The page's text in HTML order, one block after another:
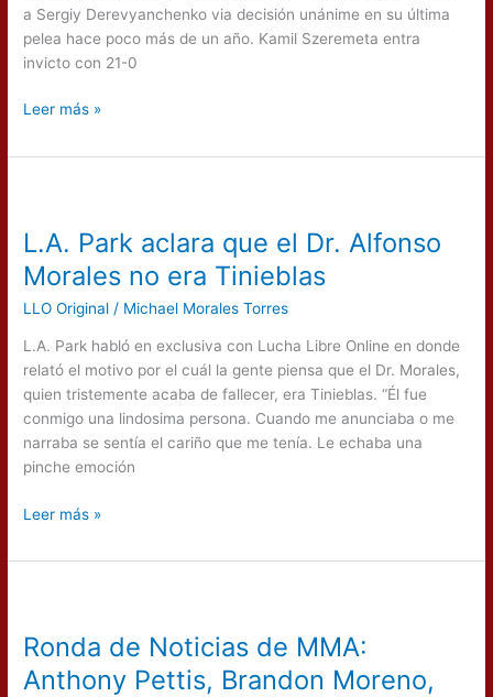
a Sergiy Derevyanchenko via decisión unánime en su última
pelea hace poco más de un año. Kamil Szeremeta entra
invicto con 21-0
Leer más »
L.A. Park aclara que el Dr. Alfonso
Morales no era Tinieblas
LLO Original / Michael Morales Torres
L.A. Park habló en exclusiva con Lucha Libre Online en donde
relató el motivo por el cuál la gente piensa que el Dr. Morales,
quien tristemente acaba de fallecer, era Tinieblas. “Él fue
conmigo una lindosima persona. Cuando me anunciaba o me
narraba se sentía el cariño que me tenía. Le echaba una
pinche emoción
aclara
que
el
Dr.
Alfonso
Morales
era
Tinieblas
Leer más »
Ronda de Noticias de MMA:
Anthony Pettis, Brandon Moreno,
Noticias
de
MMA: